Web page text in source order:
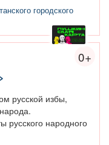
городского
0+
русской избы,
русского народного